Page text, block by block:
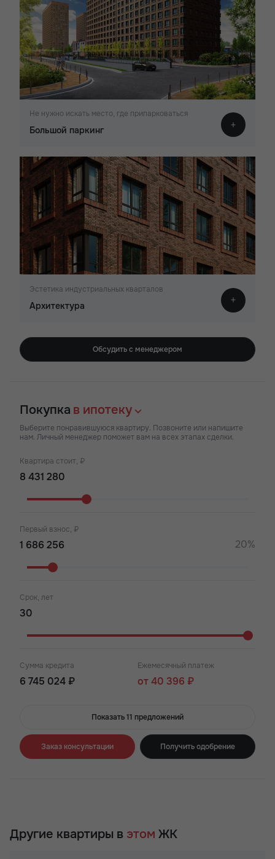
Не нужно искать место, где припарковаться
Большой паркинг
Эстетика индустриальных кварталов
Архитектура
Обсудить с менеджером
Покупка в ипотеку
Выберите понравившуюся квартиру. Позвоните или напишите
нам. Личный менеджер поможет вам на всех этапах сделки.
Квартира стоит, ₽
Первый взнос, ₽
20%
Срок, лет
Сумма кредита
6 745 024 ₽
Ежемесячный платеж
от 40 396 ₽
Показать 11 предложений
Заказ консультации Получить одобрение
Другие квартиры в этом ЖК